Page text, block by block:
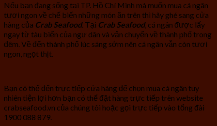
Nếu bạn đang sống tại TP. Hồ Chí Minh mà muốn mua cá ngân
tươi ngon về chế biến những món ăn trên thì hãy ghé sang cửa
hàng của Crab Seafood. Tại Crab Seafood, cá ngân được lấy
ngay từ tàu biển của ngư dân và vận chuyển về thành phố trong
đêm. Về đến thành phố lúc sáng sớm nên cá ngân vẫn còn tươi
ngon, ngọt thịt.
Bạn có thể đến trực tiếp cửa hàng để chọn mua cá ngân tuy
nhiên tiện lợi hơn bạn có thể đặt hàng trực tiếp trên website
crabseafood.vn của chúng tôi hoặc gọi trực tiếp vào tổng đài
1900 088 879.